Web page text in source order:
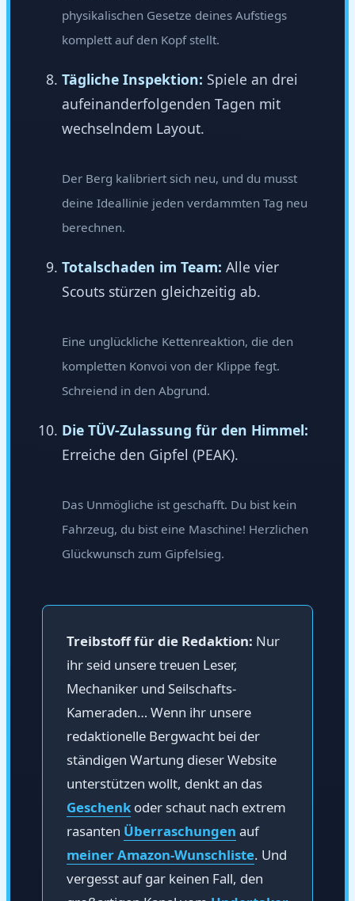
physikalischen Gesetze deines Aufstiegs
komplett auf den Kopf stellt.
Tägliche Inspektion: Spiele an drei
aufeinanderfolgenden Tagen mit
wechselndem Layout.
Der Berg kalibriert sich neu, und du musst
deine Ideallinie jeden verdammten Tag neu
berechnen.
Totalschaden im Team: Alle vier
Scouts stürzen gleichzeitig ab.
Eine unglückliche Kettenreaktion, die den
kompletten Konvoi von der Klippe fegt.
Schreiend in den Abgrund.
Die TÜV-Zulassung für den Himmel:
Erreiche den Gipfel (PEAK).
Das Unmögliche ist geschafft. Du bist kein
Fahrzeug, du bist eine Maschine! Herzlichen
Glückwunsch zum Gipfelsieg.
Treibstoff für die Redaktion: Nur
ihr seid unsere treuen Leser,
Mechaniker und Seilschafts-
Kameraden… Wenn ihr unsere
redaktionelle Bergwacht bei der
ständigen Wartung dieser Website
unterstützen wollt, denkt an das
Geschenk oder schaut nach extrem
rasanten Überraschungen auf
meiner Amazon-Wunschliste. Und
vergesst auf gar keinen Fall, den